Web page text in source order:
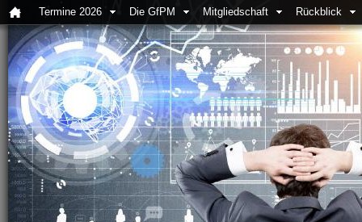
Termine 2026 Die GfPM Mitgliedschaft Rückblick